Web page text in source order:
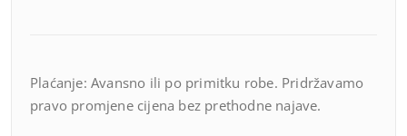
Plaćanje: Avansno ili po primitku robe. Pridržavamo
pravo promjene cijena bez prethodne najave.